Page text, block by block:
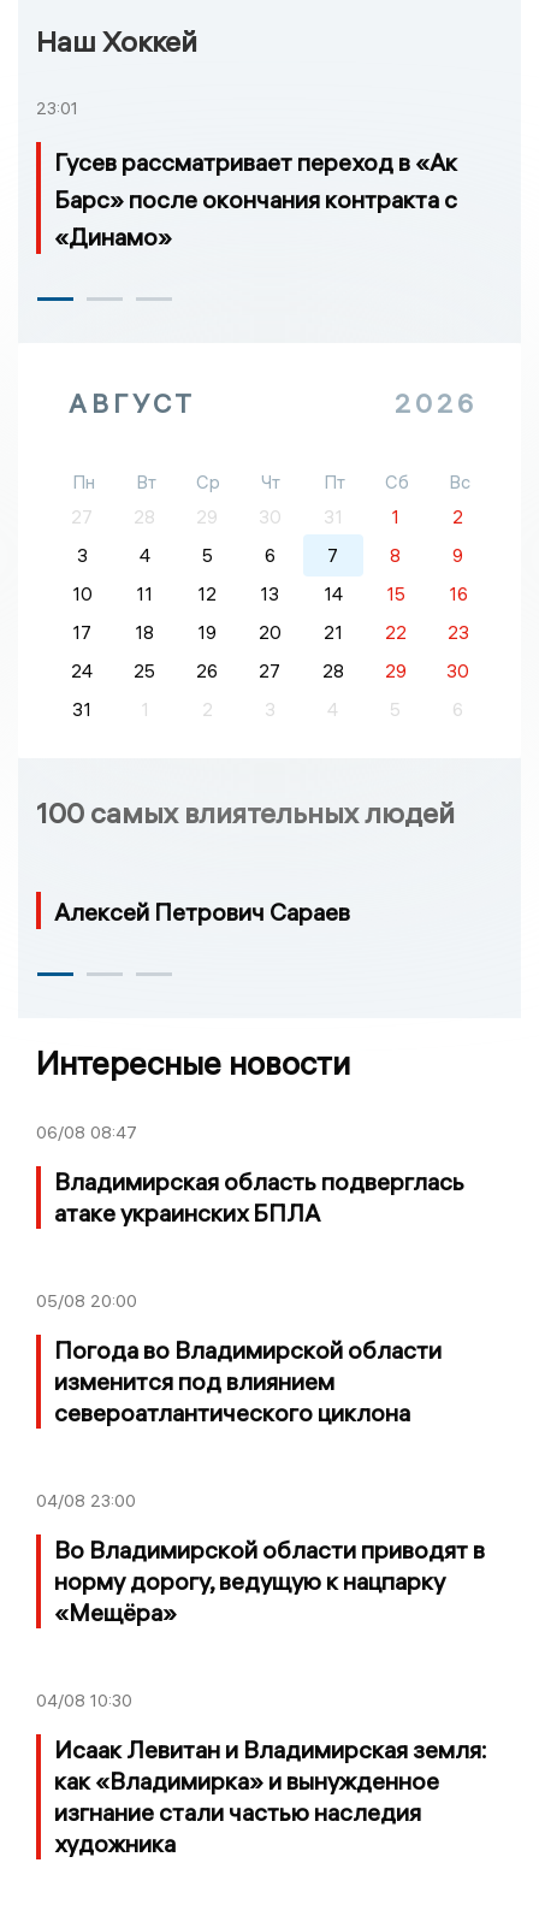
Наш Хоккей
23:01
Гусев рассматривает переход в «Ак
Барс» после окончания контракта с
«Динамо»
АВГУСТ 2026
Пн Вт Ср Чт Пт Сб
Вс
27
28 29 30 31 1
2
3
4 5 6 7 8
9
10
11 12 13 14 15
16
17
18 19 20 21 22
23
24
25 26 27 28 29
30
31
1 2 3 4 5 6
100 самых влиятельных людей
Алексей Петрович Сараев
Интересные новости
06/08 08:47
Владимирская область подверглась
атаке украинских БПЛА
05/08 20:00
Погода во Владимирской области
изменится под влиянием
североатлантического циклона
04/08 23:00
Во Владимирской области приводят в
норму дорогу, ведущую к нацпарку
«Мещёра»
04/08 10:30
Исаак Левитан и Владимирская земля:
как «Владимирка» и вынужденное
изгнание стали частью наследия
художника